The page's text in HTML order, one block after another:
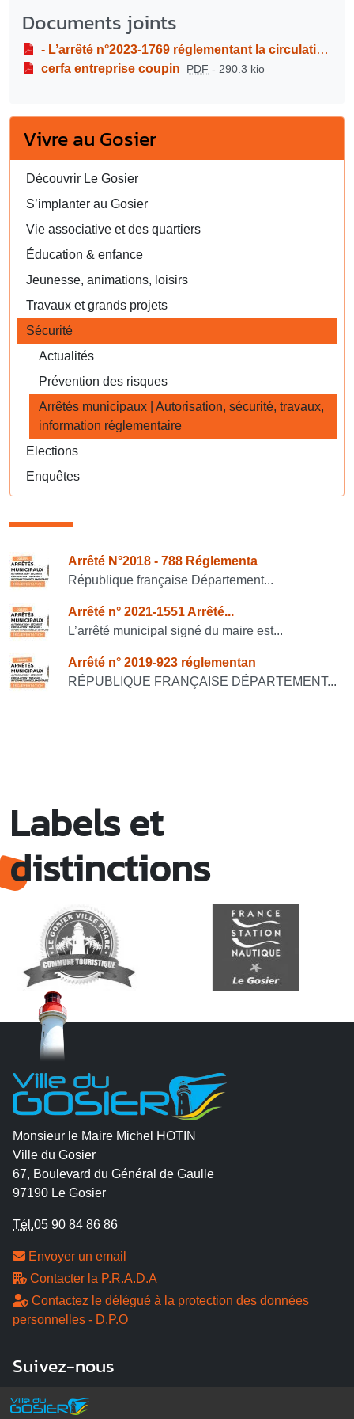
Documents joints
- L’arrêté n°2023-1769 réglementant la circulation et le stationnement dans le cadre de travaux de raccordement au réseau d’eaux usées au 6 rue Théodore GISORS - Du lundi 18 au mercredi 20 décembre 2023.
cerfa entreprise coupin
PDF - 290.3 kio
Vivre au Gosier
Découvrir Le Gosier
S’implanter au Gosier
Vie associative et des quartiers
Éducation & enfance
Jeunesse, animations, loisirs
Travaux et grands projets
Sécurité
Actualités
Prévention des risques
Arrêtés municipaux | Autorisation, sécurité, travaux,
information réglementaire
Elections
Enquêtes
Consulter également
Arrêté N°2018 - 788 Réglementa
République française Département...
Arrêté n° 2021-1551 Arrêté...
L’arrêté municipal signé du maire est...
Arrêté n° 2019-923 réglementan
RÉPUBLIQUE FRANÇAISE DÉPARTEMENT...
Labels et
distinctions
Monsieur le Maire Michel HOTIN
Ville du Gosier
67, Boulevard du Général de Gaulle
97190 Le Gosier
Tél.05 90 84 86 86
Envoyer un email
Contacter la P.R.A.D.A
Contactez le délégué à la protection des données
personnelles - D.P.O
Suivez-nous